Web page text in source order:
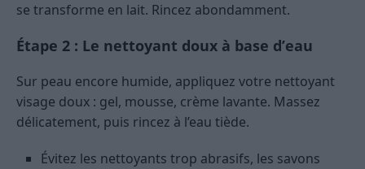
se transforme en lait. Rincez abondamment.
Étape 2 : Le nettoyant doux à base d’eau
Sur peau encore humide, appliquez votre nettoyant
visage doux : gel, mousse, crème lavante. Massez
délicatement, puis rincez à l’eau tiède.
Évitez les nettoyants trop abrasifs, les savons